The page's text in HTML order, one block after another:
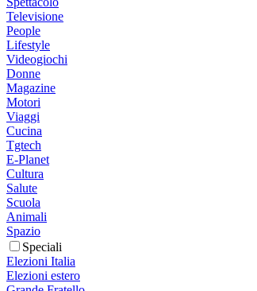
Televisione
People
Lifestyle
Videogiochi
Donne
Magazine
Motori
Viaggi
Cucina
Tgtech
E-Planet
Cultura
Salute
Scuola
Animali
Spazio
Speciali
Elezioni Italia
Elezioni estero